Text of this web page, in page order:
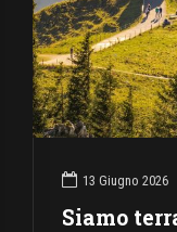
13 Giugno 2026
Siamo